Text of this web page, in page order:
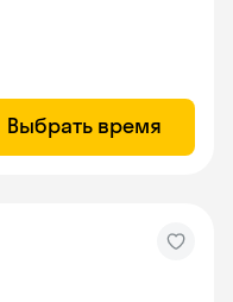
Выбрать время